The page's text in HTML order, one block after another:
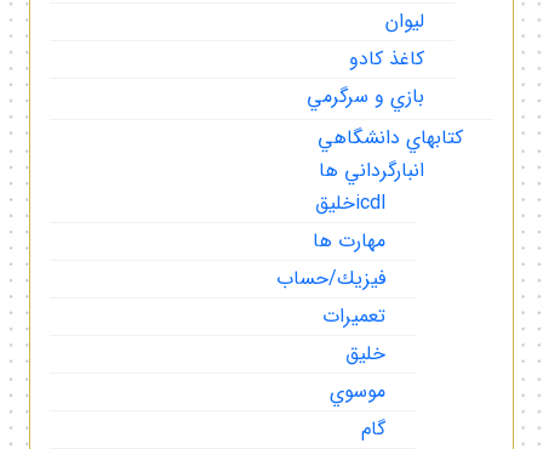
ليوان
كاغذ كادو
بازي و سرگرمي
كتابهاي دانشگاهي
انبارگرداني ها
icdlخليق
مهارت ها
فيزيك/حساب
تعميرات
خليق
موسوي
گام